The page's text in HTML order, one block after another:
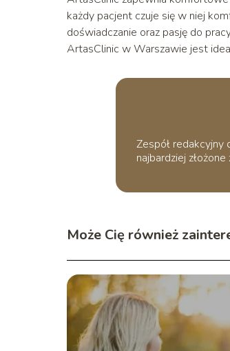
każdy pacjent czuje się w niej
doświadczanie oraz pasję do
ArtasClinic w Warszawie jest
Zespół
najbardziej
Może Cię również